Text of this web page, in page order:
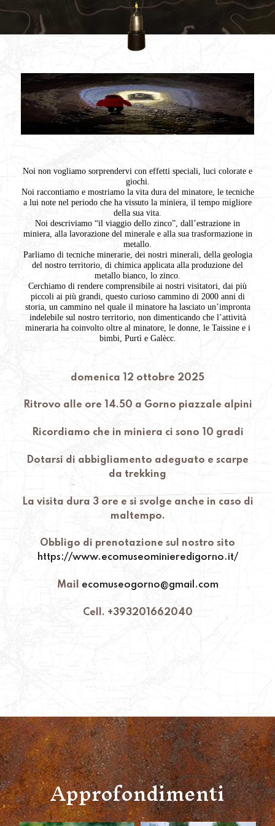
Noi non vogliamo sorprendervi con effetti speciali, luci colorate e
giochi.
Noi raccontiamo e mostriamo la vita dura del minatore, le tecniche
a lui note nel periodo che ha vissuto la miniera, il tempo migliore
della sua vita.
Noi descriviamo “il viaggio dello zinco”, dall’estrazione in
miniera, alla lavorazione del minerale e alla sua trasformazione in
metallo.
Parliamo di tecniche minerarie, dei nostri minerali, della geologia
del nostro territorio, di chimica applicata alla produzione del
metallo bianco, lo zinco.
Cerchiamo di rendere comprensibile ai nostri visitatori, dai più
piccoli ai più grandi, questo curioso cammino di 2000 anni di
storia, un cammino nel quale il minatore ha lasciato un’impronta
indelebile sul nostro territorio, non dimenticando che l’attività
mineraria ha coinvolto oltre al minatore, le donne, le Taissine e i
bimbi, Purtì e Galècc.
domenica 12 ottobre 2025
Ritrovo alle ore 14.50 a Gorno piazzale alpini
Ricordiamo che in miniera ci sono 10 gradi
Dotarsi di abbigliamento adeguato e scarpe
da trekking
La visita dura 3 ore e si svolge anche in caso di
maltempo.
Obbligo di prenotazione sul nostro sito
https://www.ecomuseominieredigorno.it/
Mail ecomuseogorno@gmail.com
Cell. +393201662040
Approfondimenti